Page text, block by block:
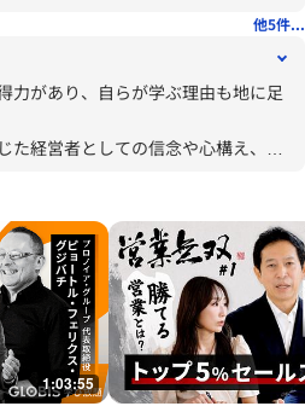
他5件...
力があり、自らが学ぶ理由も地に足
た経営者としての信念や心構え、他
に心がけていることなど感銘を受け
身に響いたもの]
意思決定が積み重なると取り返しの
上に力を振らないと競争に負け続け
なくても誰かが助けてくれたり、真
1:03:55